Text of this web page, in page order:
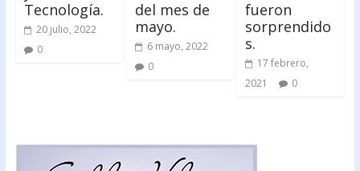
Tecnología.
20 julio, 2022
0
del mes de
mayo.
6 mayo, 2022
0
fueron
sorprendido
s.
17 febrero,
2021
0